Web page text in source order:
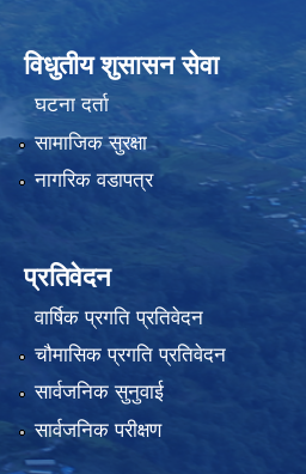
विधुतीय शुसासन सेवा
घटना दर्ता
सामाजिक सुरक्षा
नागरिक वडापत्र
प्रतिवेदन
वार्षिक प्रगति प्रतिवेदन
चौमासिक प्रगति प्रतिवेदन
सार्वजनिक सुनुवाई
सार्वजनिक परीक्षण